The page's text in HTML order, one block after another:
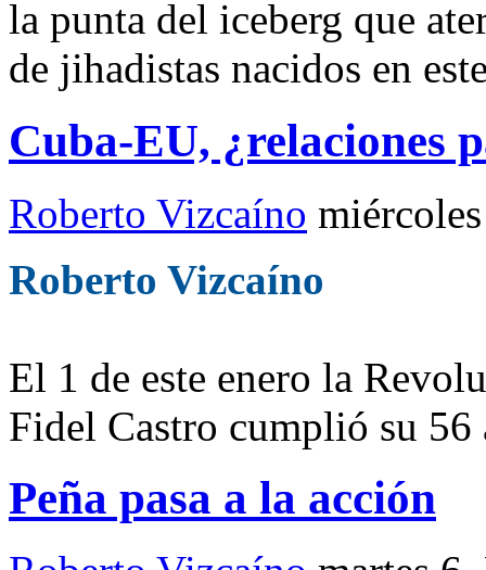
la punta del iceberg que
de jihadistas nacidos en
Cuba-EU, ¿relaciones
Roberto Vizcaíno
Roberto Vizcaíno
El 1 de este enero la
Fidel Castro cumplió su 56
Peña pasa a la acción